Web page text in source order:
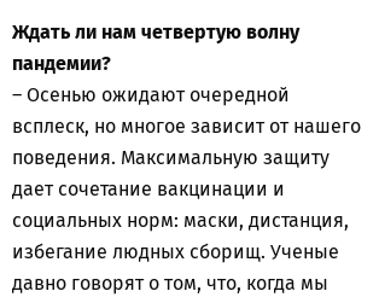
Ждать ли нам четвертую волну
пандемии?
– Осенью ожидают очередной
всплеск, но многое зависит от нашего
поведения. Максимальную защиту
дает сочетание вакцинации и
социальных норм: маски, дистанция,
избегание людных сборищ. Ученые
давно говорят о том, что, когда мы